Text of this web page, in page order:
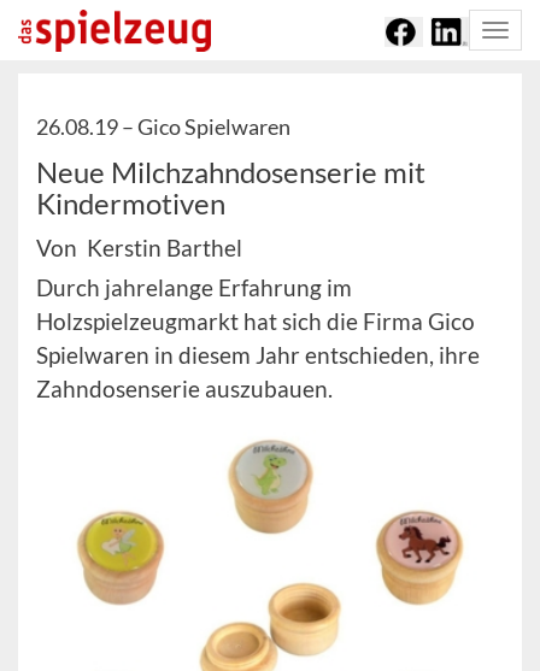
26.08.19 –Gico Spielwaren
Neue Milchzahndosenserie mit
Kindermotiven
Von Kerstin Barthel
Durch jahrelange Erfahrung im
Holzspielzeugmarkt hat sich die Firma Gico
Spielwaren in diesem Jahr entschieden, ihre
Zahndosenserie auszubauen.